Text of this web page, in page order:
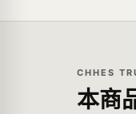
CHHES
本商